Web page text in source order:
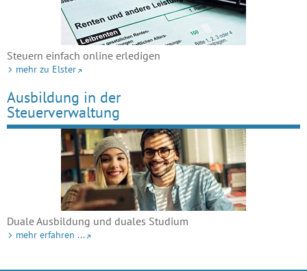
Steuern einfach online erledigen
mehr zu Elster
Ausbildung in der
Steuerverwaltung
Duale Ausbildung und duales Studium
mehr erfahren ...